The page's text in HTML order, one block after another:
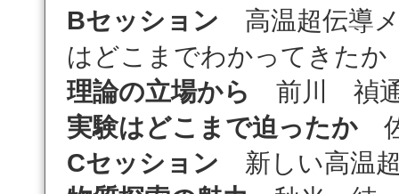
Bセッション 高温超伝導
はどこまでわかってきたか
理論の立場から
前川 禎
実験はどこまで迫ったか
Cセッション 新しい高温